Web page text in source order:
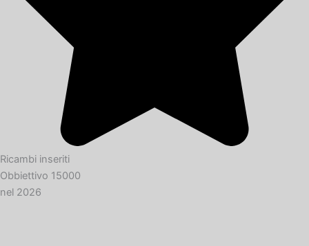
Ricambi inseriti
Obbiettivo 15000
nel 2026